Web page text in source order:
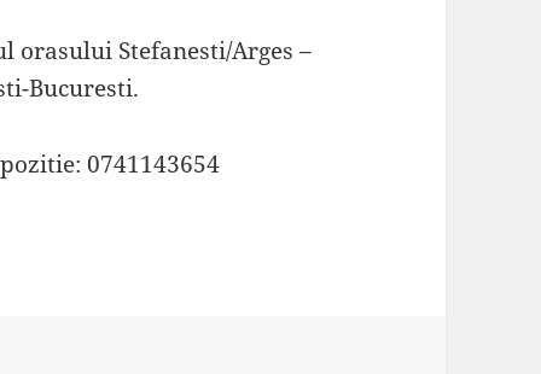
orasului Stefanesti/Arges –
Bucuresti.
0741143654